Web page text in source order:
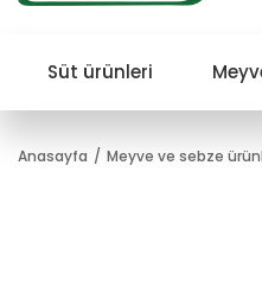
Süt ürünleri
Anasayfa Meyve ve sebze